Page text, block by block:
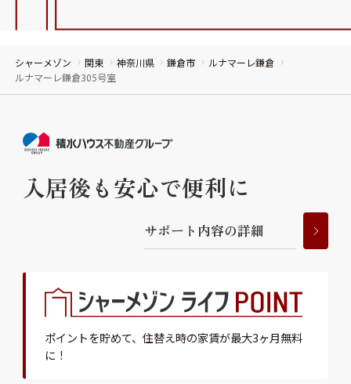
シャーメゾン 関東 神奈川県 鎌倉市
ルナマーレ鎌倉
ルナマーレ鎌倉305号室
入居後も安心で便利に
サポー ト 内容の詳細
ポイントを貯めて、 住替え時の家賃が最大3ヶ月無料
に！